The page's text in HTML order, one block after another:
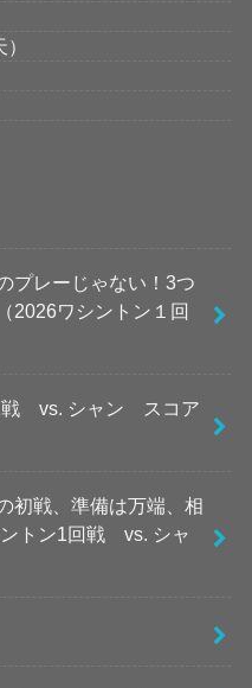
プレーじゃない！3つ
2026ワシントン１回
戦 vs. シャン スコア
初戦、準備は万端、相
トン1回戦 vs. シャ